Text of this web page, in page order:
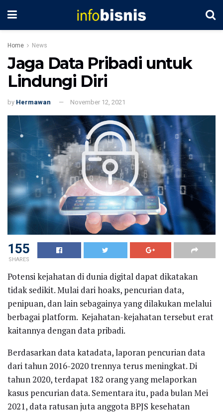
Home News
Jaga Data Pribadi untuk
Lindungi Diri
by Hermawan November 12, 2021
155
SHARES
Potensi kejahatan di dunia digital dapat dikatakan
tidak sedikit. Mulai dari hoaks, pencurian data,
penipuan, dan lain sebagainya yang dilakukan melalui
berbagai platform. Kejahatan-kejahatan tersebut erat
kaitannya dengan data pribadi.
Berdasarkan data katadata, laporan pencurian data
dari tahun 2016-2020 trennya terus meningkat. Di
tahun 2020, terdapat 182 orang yang melaporkan
kasus pencurian data. Sementara itu, pada bulan Mei
2021, data ratusan juta anggota BPJS kesehatan